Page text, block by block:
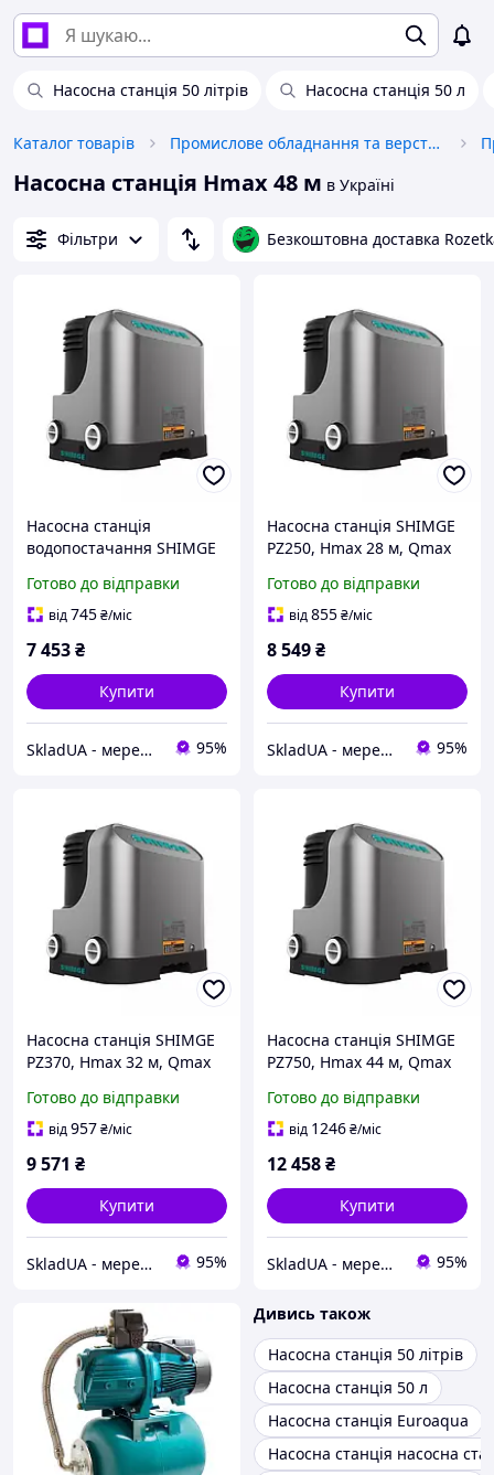
Насосна станція 50 літрів Насосна станція 50 л
Каталог товарів Промислове обладнання та верстати
Насосна станція Hmax 48 м в Україні
Фільтри Безкоштовна доставка
Насосна станція
водопостачання SHIMGE
35 л/хв
Готово до відправки
від745₴/міс
7 453₴
Купити
SkladUA - мережа магазинів сантехніки та побутової техніки 95%
Насосна станція SHIMGE
PZ250, Hmax 28 м, Qmax
Готово до відправки
від855₴/міс
8 549₴
Купити
SkladUA - мережа магазинів сантехніки та побутової техніки 95%
Насосна станція SHIMGE
PZ370, Hmax 32 м, Qmax
Готово до відправки
від957₴/міс
9 571 ₴
Купити
SkladUA - мережа магазинів сантехніки та побутової техніки 95%
Насосна станція SHIMGE
PZ750, Hmax 44 м, Qmax
Готово до відправки
від 1246₴/міс
12 458₴
Купити
SkladUA - мережа магазинів сантехніки та побутової техніки 95%
Дивись також
Насосна станція 50 літрів
Насосна станція 50 л
Насосна станція Euroaqua
Насосна станція насосна